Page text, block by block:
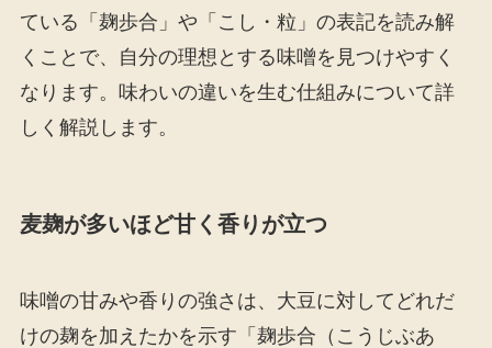
ている「麹歩合」や「こし・粒」の表記を読み解
くことで、自分の理想とする味噌を見つけやすく
なります。味わいの違いを生む仕組みについて詳
しく解説します。
麦麹が多いほど甘く香りが立つ
味噌の甘みや香りの強さは、大豆に対してどれだ
けの麹を加えたかを示す「麹歩合（こうじぶあ